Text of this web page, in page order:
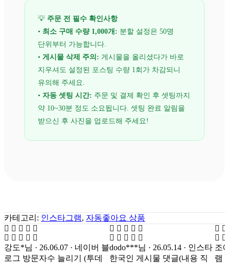
💡 주문 전 필수 확인사항
• 최소 구매 수량 1,000개: 분할 설정은 50명
단위부터 가능합니다.
• 게시물 삭제 주의: 게시물을 올리셨다가 바로
지우셔도 설정된 포스팅 수량 1회가 차감되니
유의해 주세요.
• 자동 셋팅 시간: 주문 및 결제 확인 후 셋팅까지
약 10~30분 정도 소요됩니다. 셋팅 완료 알림을
받으신 후 사진을 업로드해 주세요!
카테고리: 인스타그램, 자동좋아요 상품
강도*님 · 26.06.07 · 네이버 블
로그 방문자수 늘리기 (투데
dodo***님 · 26.05.14 · 인스타
한국인 게시물 댓글(내용 직
조
램